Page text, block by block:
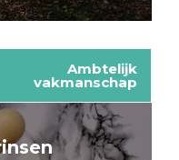
Ambtelijk
vakmanschap